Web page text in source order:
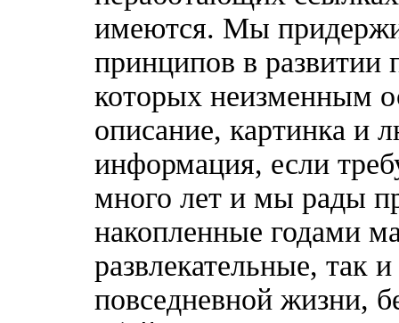
имеются. Мы
принципов в развитии
которых неизменным
описание, картинка и
информация, если
много лет и мы рады
накопленные годами
развлекательные, так
повседневной жизни,